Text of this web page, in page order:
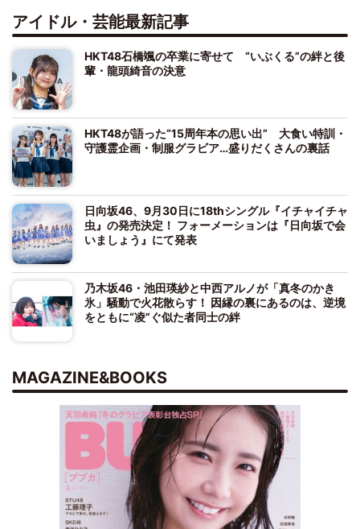
アイドル・芸能最新記事
HKT48石橋颯の卒業に寄せて “いぶくる”の絆と後
輩・龍頭綺音の決意
HKT48が語った“15周年本の思い出” 大食い特訓・
守護霊企画・制服グラビア…盛りだくさんの裏話
日向坂46、9月30日に18thシングル『イチャイチャ
虫』の発売決定！ フォーメーションは『日向坂で会
いましょう』にて発表
乃木坂46・池田瑛紗と中西アルノが「真冬のかき
氷」騒動で火花散らす！ 因縁の裏にあるのは、逆境
をともに“凌”ぐ似た者同士の絆
MAGAZINE&BOOKS